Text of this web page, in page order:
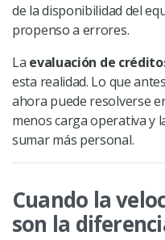
de la disponibilidad del
propenso a errores.
La evaluación de
esta realidad. Lo que
ahora puede resolverse
menos carga operativa y
sumar más personal.
Cuando la
son la